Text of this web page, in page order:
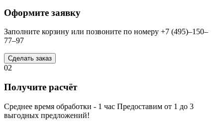
Оформите заявку
Заполните корзину или позвоните по номеру +7 (495)–150–
77–97
Сделать заказ
02
Получите расчёт
Среднее время обработки - 1 час Предоставим от 1 до 3
выгодных предложений!